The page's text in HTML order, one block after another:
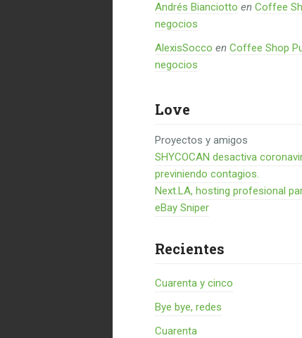
Andrés Bianciotto en Coffee
negocios
AlexisSocco en Coffee Shop
negocios
Love
Proyectos y amigos
SHYCOCAN desactiva
previniendo contagios.
Next.LA, hosting profesional
eBay Sniper
Recientes
Cuarenta y cinco
Bye bye, redes
Cuarenta